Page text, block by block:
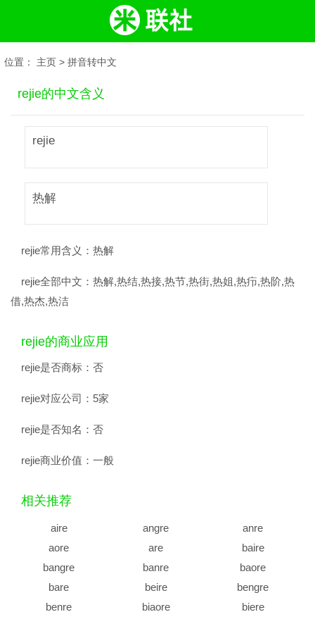
位置： 主页 > 拼音转中文
rejie的中文含义
rejie
热解
rejie常用含义： 热解
rejie全部中文： 热解,热结,热接,热节,热街,热姐,热疖,热阶,热
借,热杰,热洁
rejie的商业应用
rejie是否商标： 否
rejie对应公司： 5家
rejie是否知名： 否
rejie商业价值： 一般
相关推荐
aire angre
anre
aore
are
baire
bangre
banre
baore
bare
beire
bengre
benre
biaore
biere